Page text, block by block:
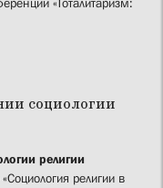
религии
религии в